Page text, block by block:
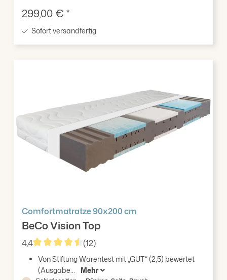
Verkaufspreis:
299,00 € *
Sofort versandfertig
Comfortmatratze 90x200 cm
BeCo Vision Top
4,4
Durchschnittliche Bewertung von 4.42 von 5
(12)
Von Stiftung Warentest mit „GUT“ (2,5) bewertet
(Ausgabe...
Mehr